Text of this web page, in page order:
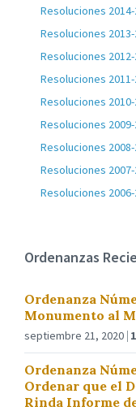
Resoluciones 2014-
Resoluciones
Resoluciones 2012-
Resoluciones
Resoluciones 2010-
Resoluciones
Resoluciones
Resoluciones 2007-
Resoluciones
Ordenanzas
Ordenanza
Monumento al
septiembre 21, 2020
Ordenanza
Ordenar que el
Rinda Informe